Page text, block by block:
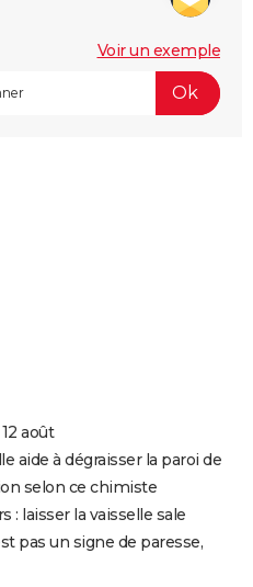
Voir un exemple
août
aide à dégraisser la paroi de
selon ce chimiste
: laisser la vaisselle sale
pas un signe de paresse,